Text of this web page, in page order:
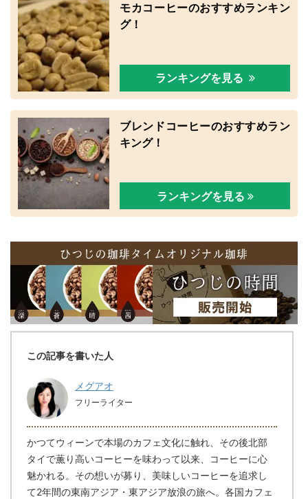
モカコーヒーのおすすめランキン
グ！
ランキングを見る
ブレンドコーヒーのおすすめラン
キング！
ランキングを見る
この記事を書いた人
メグアオ
フリーライター
かつてウィーンで本場のカフェ文化に触れ、その後北部
タイで薫り高いコーヒーを味わって以来、コーヒーに心
魅かれる。その想いが募り、美味しいコーヒーを追求し
て2年間の東南アジア・東アジア放浪の旅へ。各国カフェ